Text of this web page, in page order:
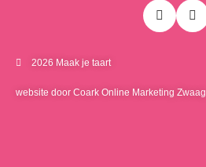
2026 Maak je taart
website door Coark Online Marketing Zwaag